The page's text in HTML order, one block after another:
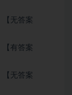
【无答案
【有答案
【无答案